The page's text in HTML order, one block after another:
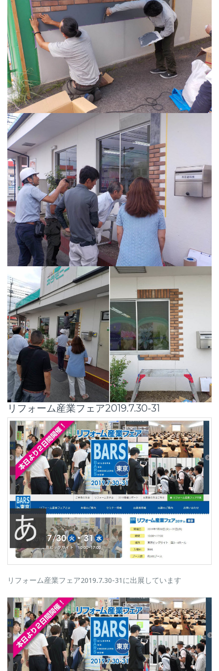
リフォーム産業フェア2019.7.30-31
リフォーム産業フェア2019.7.30-31に出展しています